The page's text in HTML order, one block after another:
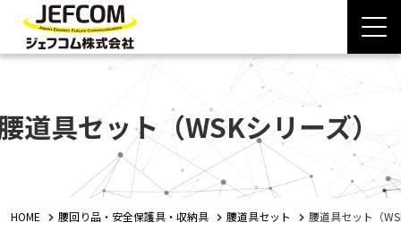
道具セット（WSKシリーズ）
HOME 腰回り品・安全保護具・収納具 腰道具セット 腰道具セット（